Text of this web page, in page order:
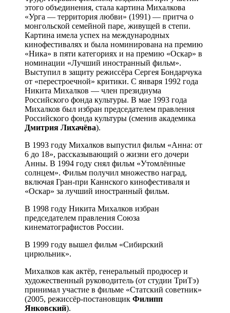
этого объединения, стала картина Михалкова
«Урга — территория любви» (1991) — притча о
монгольской семейной паре, живущей в степи.
Картина имела успех на международных
кинофестивалях и была номинирована на премию
«Ника» в пяти категориях и на премию «Оскар» в
номинации «Лучший иностранный фильм».
Выступил в защиту режиссёра Сергея Бондарчука
от «перестроечной» критики. С января 1992 года
Никита Михалков — член президиума
Российского фонда культуры. В мае 1993 года
Михалков был избран председателем правления
Российского фонда культуры (сменив академика
Дмитрия Лихачёва).
В 1993 году Михалков выпустил фильм «Анна: от
6 до 18», рассказывающий о жизни его дочери
Анны. В 1994 году снял фильм «Утомлённые
солнцем». Фильм получил множество наград,
включая Гран-при Каннского кинофестиваля и
«Оскар» за лучший иностранный фильм.
В 1998 году Никита Михалков избран
председателем правления Союза
кинематографистов России.
В 1999 году вышел фильм «Сибирский
цирюльник».
Михалков как актёр, генеральный продюсер и
художественный руководитель (от студии ТриТэ)
принимал участие в фильме «Статский советник»
(2005, режиссёр-постановщик Филипп
Янковский).